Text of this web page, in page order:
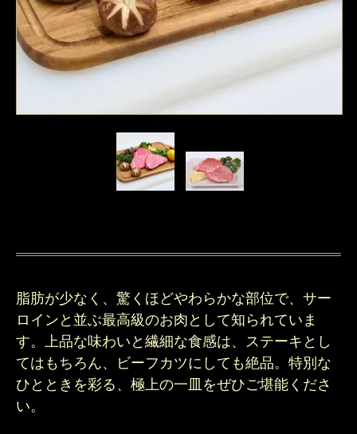
脂肪が少なく、驚くほどやわらかな部位で、サー
ロインと並ぶ最高級のお肉として知られていま
す。上品な味わいと繊細な食感は、ステーキとし
てはもちろん、ビーフカツにしても絶品。特別な
ひとときを彩る、極上の一皿をぜひご堪能くださ
い。